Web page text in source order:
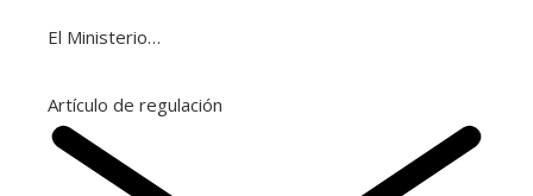
El Ministerio…
Artículo de regulación